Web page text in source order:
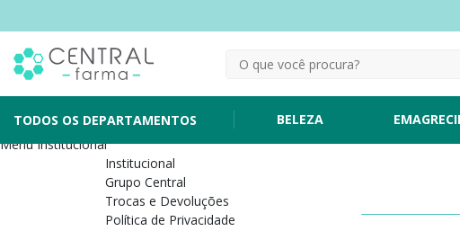
TODOS OS DEPARTAMENTOS BELEZA
Menu Institucional
Institucional
Grupo Central
Trocas e Devoluções
Política de Privacidade